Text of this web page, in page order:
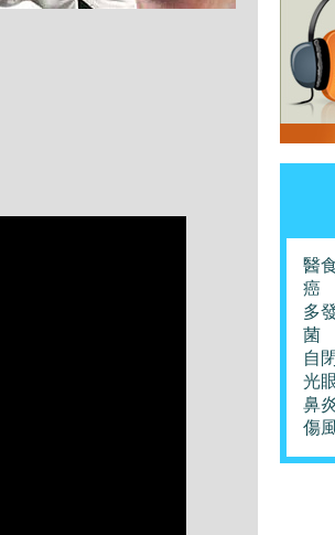
醫
癌
多
菌
自
光
鼻
傷